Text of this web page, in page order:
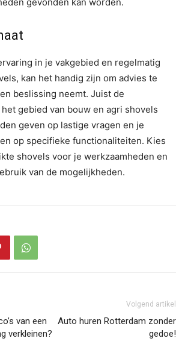
in je vakgebied en regelmatig
kan het handig zijn om advies te
beslissing neemt. Juist de
gebied van bouw en agri shovels
geven op lastige vragen en je
op specifieke functionaliteiten. Kies
shovels voor je werkzaamheden en
van de mogelijkheden.
van een
verkleinen?
Volgend artikel
Auto huren Rotterdam zonder
gedoe!